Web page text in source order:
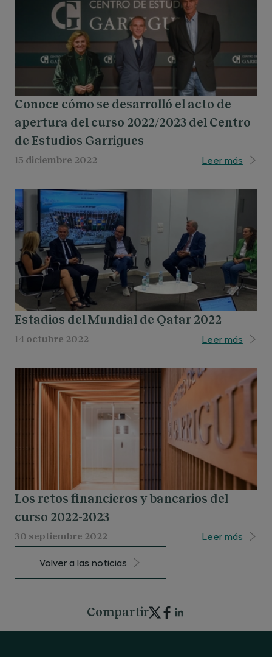
Conoce cómo se desarrolló el acto de
apertura del curso 2022/2023 del Centro
de Estudios Garrigues
15 diciembre 2022 Leer más
Estadios del Mundial de Qatar 2022
14 octubre 2022 Leer más
Los retos financieros y bancarios del
curso 2022-2023
30 septiembre 2022 Leer más
Volver a las noticias
Compartir